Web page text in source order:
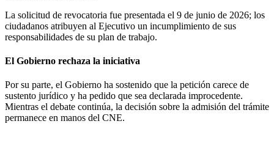
La solicitud de revocatoria fue presentada el 9 de junio de 2026; los
ciudadanos atribuyen al Ejecutivo un incumplimiento de sus
responsabilidades de su plan de trabajo.
El Gobierno rechaza la iniciativa
Por su parte, el Gobierno ha sostenido que la petición carece de
sustento jurídico y ha pedido que sea declarada improcedente.
Mientras el debate continúa, la decisión sobre la admisión del trámite
permanece en manos del CNE.